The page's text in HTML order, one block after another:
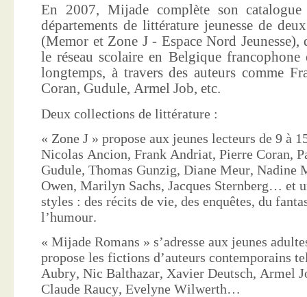
En 2007, Mijade complète son
départements de littérature jeunesse de
(Memor et Zone J - Espace Nord
le réseau scolaire en Belgique francophone
longtemps, à travers des auteurs comme
Coran, Gudule, Armel Job, etc.
Deux collections de littérature :
« Zone J » propose aux jeunes lecteurs de 9 à
Nicolas Ancion, Frank Andriat, Pierre Coran,
Gudule, Thomas Gunzig, Diane Meur, Nadine
Owen, Marilyn Sachs, Jacques Sternberg… et
styles : des récits de vie, des enquêtes, du
l’humour.
« Mijade Romans » s’adresse aux jeunes
propose les fictions d’auteurs contemporains
Aubry, Nic Balthazar, Xavier Deutsch, Armel
Claude Raucy, Evelyne Wilwerth…